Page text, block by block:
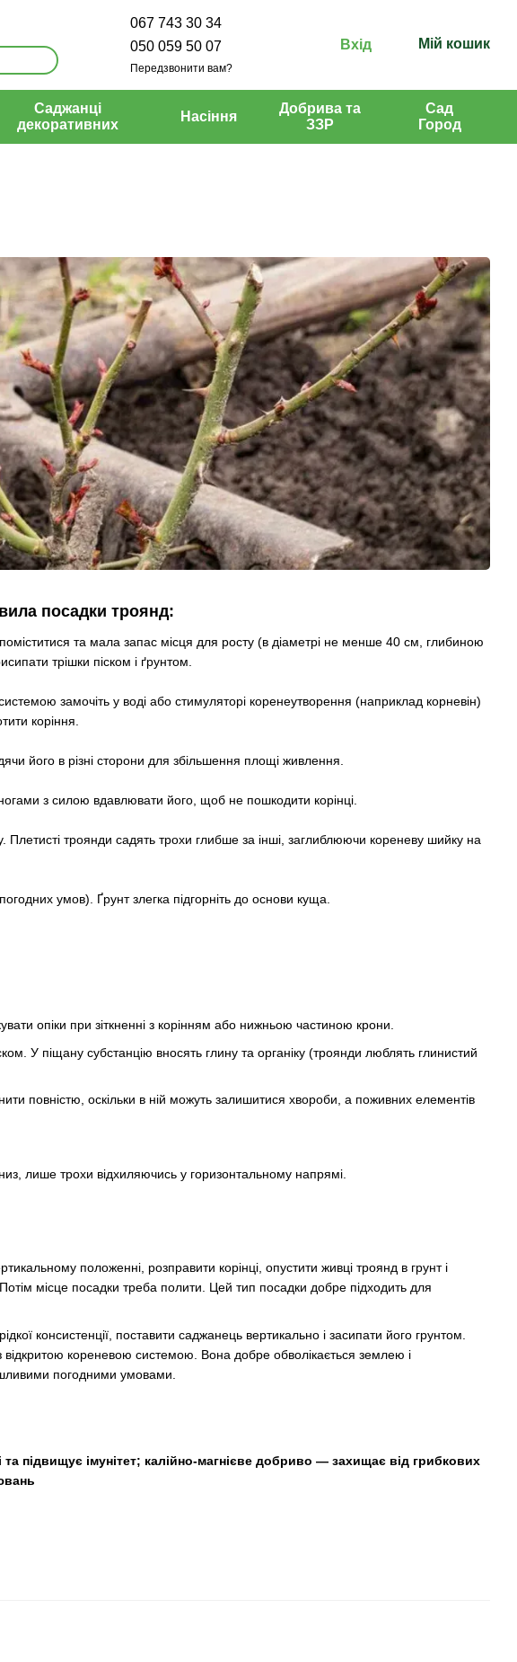
067 743 30 34
050 059 50 07
Передзвонити вам?
Вхід Мій кошик
Саджанці
декоративних
Насіння
Добрива та
ЗЗР
Сад
Город
посадки троянд:
та мала запас місця для росту (в діаметрі не менше 40 см, глибиною
трішки піском і ґрунтом.
замочіть у воді або стимуляторі коренеутворення (наприклад корневін)
коріння.
його в різні сторони для збільшення площі живлення.
з силою вдавлювати його, щоб не пошкодити корінці.
троянди садять трохи глибше за інші, заглиблюючи кореневу шийку на
умов). Ґрунт злегка підгорніть до основи куща.
опіки при зіткненні з корінням або нижньою частиною крони.
У піщану субстанцію вносять глину та органіку (троянди люблять глинистий
повністю, оскільки в ній можуть залишитися хвороби, а поживних елементів
лише трохи відхиляючись у горизонтальному напрямі.
положенні, розправити корінці, опустити живці троянд в грунт і
місце посадки треба полити. Цей тип посадки добре підходить для
консистенції, поставити саджанець вертикально і засипати його грунтом.
кореневою системою. Вона добре обволікається землею і
погодними умовами.
підвищує імунітет; калійно-магнієве добриво — захищає від грибкових